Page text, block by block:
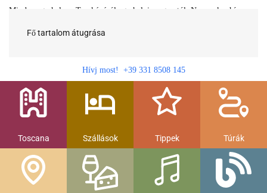
Fő tartalom átugrása
Minden egy helyen Toszkánáról egy helyi magyartól. Nemcsak a híres
gasztronomia....
Hívj most! +39 331 8508 145
Toscana Szállások Tippek Túrák